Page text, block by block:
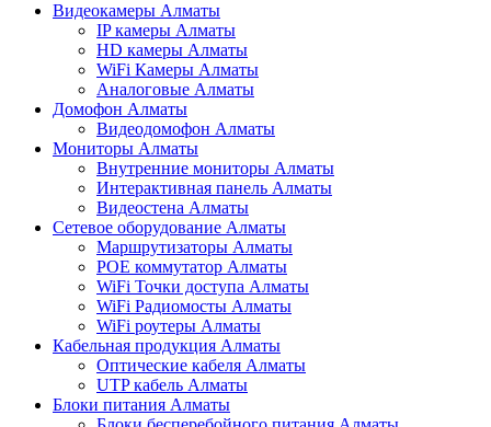
Видеокамеры Алматы
IP камеры Алматы
HD камеры Алматы
WiFi Камеры Алматы
Аналоговые Алматы
Домофон Алматы
Видеодомофон Алматы
Мониторы Алматы
Внутренние мониторы Алматы
Интерактивная панель Алматы
Видеостена Алматы
Сетевое оборудование Алматы
Маршрутизаторы Алматы
POE коммутатор Алматы
WiFi Точки доступа Алматы
WiFi Радиомосты Алматы
WiFi роутеры Алматы
Кабельная продукция Алматы
Оптические кабеля Алматы
UTP кабель Алматы
Блоки питания Алматы